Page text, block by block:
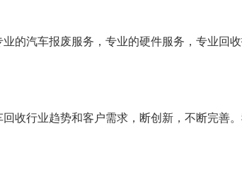
的汽车报废服务，专业的硬件服务，专业回
收行业趋势和客户需求，断创新，不断完善